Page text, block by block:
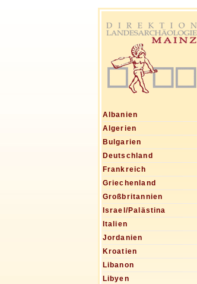
Albanien
Algerien
Bulgarien
Deutschland
Frankreich
Griechenland
Großbritannien
Israel/Palästina
Italien
Jordanien
Kroatien
Libanon
Libyen